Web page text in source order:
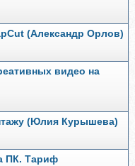
(Александр Орлов)
видео на
(Юлия Курышева)
ПК. Тариф